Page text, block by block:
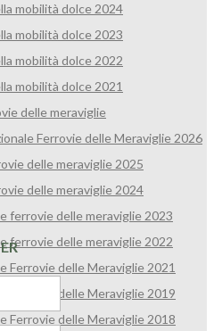
mobilità dolce 2024
mobilità dolce 2023
mobilità dolce 2022
mobilità dolce 2021
delle meraviglie
Ferrovie delle Meraviglie 2026
delle meraviglie 2025
delle meraviglie 2024
ferrovie delle meraviglie 2023
ferrovie delle meraviglie 2022
Ferrovie delle Meraviglie 2021
Ferrovie delle Meraviglie 2019
Ferrovie delle Meraviglie 2018